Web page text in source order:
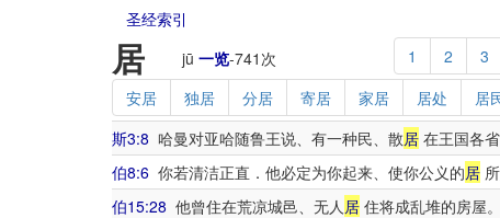
圣经索引
居 jū 一览-741 次 1 2 3
安居
独居 分居 寄居 家居 居处 居
斯3:8 哈曼对亚哈随鲁王说、有一种民、散居 在王国各
伯8:6 你若清洁正直．他必定为你起来、使你公义的居
伯15:28 他曾住在荒凉城邑、无人居 住将成乱堆的房屋。